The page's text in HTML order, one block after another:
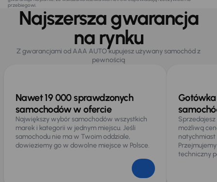
przebiegowi.
Najszersza gwarancja
na rynku
Z gwarancjami od AAA AUTO kupujesz używany samochód z
pewnością
Nawet 19 000 sprawdzonych
samochodów w ofercie
Największy wybór samochodów wszystkich
marek i kategorii w jednym miejscu. Jeśli
samochodu nie ma w Twoim oddziale,
dowieziemy go w dowolne miejsce w Polsce.
możliwą
techniczny